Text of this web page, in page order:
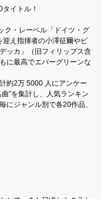
イトル！
ク・レーベル「ドイツ・グ
え指揮者の小澤征爾やピ
ッカ」（旧フィリップス含
に最高でエバーグリーンな
約2万 5000 人にアンケー
”を集計し、人気ランキン
にジャンル別で各20作品、